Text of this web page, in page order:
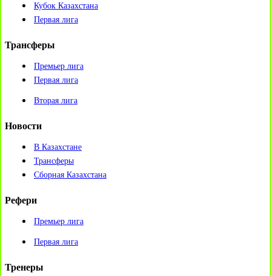
Кубок Казахстана
Первая лига
Трансферы
Премьер лига
Первая лига
Вторая лига
Новости
В Казахстане
Трансферы
Сборная Казахстана
Рефери
Премьер лига
Первая лига
Тренеры